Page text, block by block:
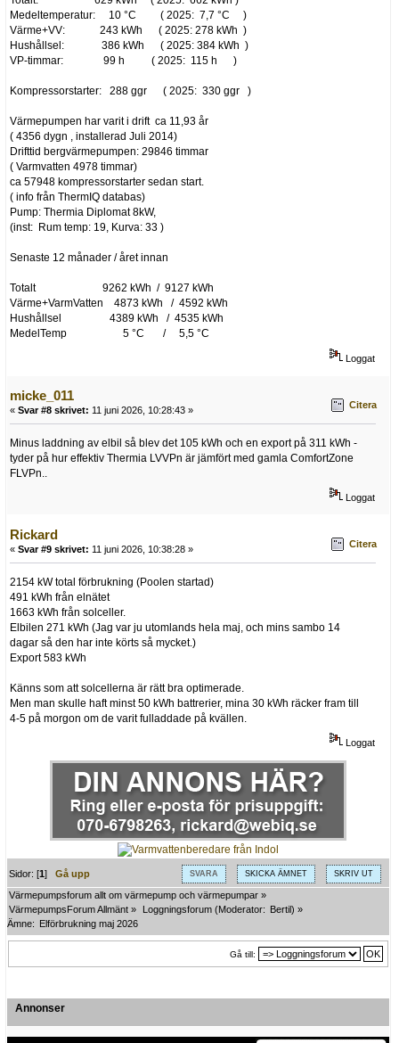
Medeltemperatur: 10 °C ( 2025: 7,7 °C )
Värme+VV: 243 kWh ( 2025: 278 kWh )
Hushållsel: 386 kWh ( 2025: 384 kWh )
VP-timmar: 99 h ( 2025: 115 h )
Kompressorstarter: 288 ggr ( 2025: 330 ggr )
Värmepumpen har varit i drift ca 11,93 år
( 4356 dygn , installerad Juli 2014)
Drifttid bergvärmepumpen: 29846 timmar
( Varmvatten 4978 timmar)
ca 57948 kompressorstarter sedan start.
( info från ThermIQ databas)
Pump: Thermia Diplomat 8kW,
(inst: Rum temp: 19, Kurva: 33 )
Senaste 12 månader / året innan
Totalt 9262 kWh / 9127 kWh
Värme+VarmVatten 4873 kWh / 4592 kWh
Hushållsel 4389 kWh / 4535 kWh
MedelTemp 5 °C / 5,5 °C
Loggat
micke_011
« Svar #8 skrivet: 11 juni 2026, 10:28:43 » Citera
Minus laddning av elbil så blev det 105 kWh och en export på 311 kWh -
tyder på hur effektiv Thermia LVVPn är jämfört med gamla ComfortZone
FLVPn..
Loggat
Rickard
« Svar #9 skrivet: 11 juni 2026, 10:38:28 » Citera
2154 kW total förbrukning (Poolen startad)
491 kWh från elnätet
1663 kWh från solceller.
Elbilen 271 kWh (Jag var ju utomlands hela maj, och mins sambo 14
dagar så den har inte körts så mycket.)
Export 583 kWh
Känns som att solcellerna är rätt bra optimerade.
Men man skulle haft minst 50 kWh battrerier, mina 30 kWh räcker fram till
4-5 på morgon om de varit fulladdade på kvällen.
Loggat
SVARA SKICKA ÄMNET SKRIV UT
Sidor: [1]Gå upp
Värmepumpsforum allt om värmepump och värmepumpar »
VärmepumpsForum Allmänt » Loggningsforum (Moderator: Bertil) »
Ämne: Elförbrukning maj 2026
Gå till:
Annonser